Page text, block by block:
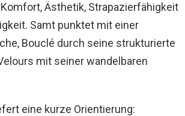
Ästhetik, Strapazierfähigkeit
Samt punktet mit einer
Bouclé durch seine strukturierte
mit seiner wandelbaren
eine kurze Orientierung: